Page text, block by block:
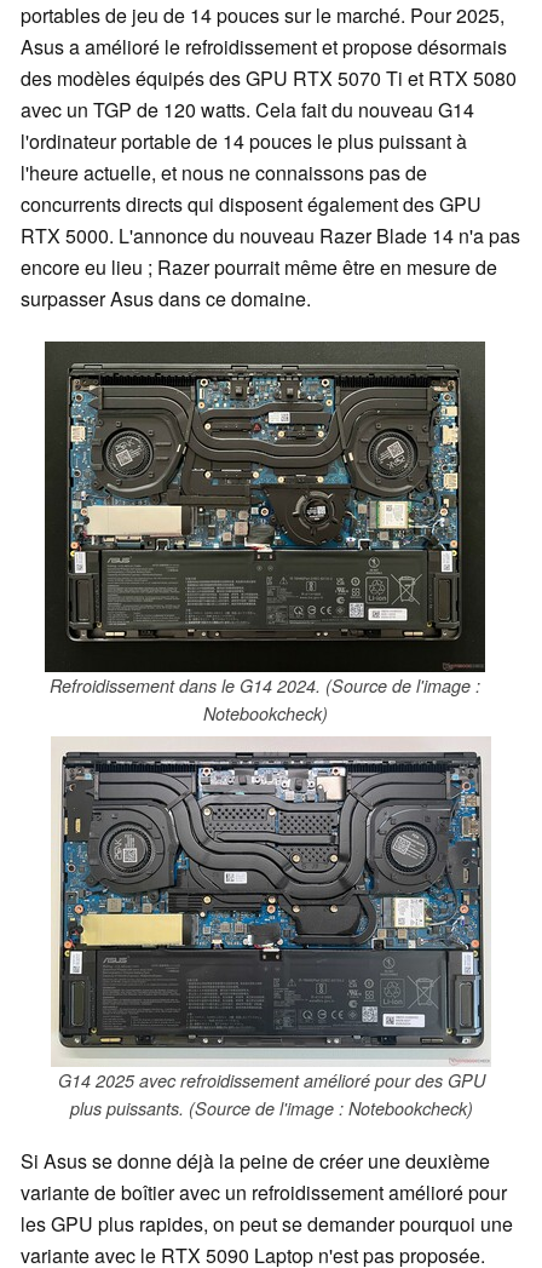
portables de jeu de 14 pouces sur le marché. Pour 2025,
Asus a amélioré le refroidissement et propose désormais
des modèles équipés des GPU RTX 5070 Ti et RTX 5080
avec un TGP de 120 watts. Cela fait du nouveau G14
l'ordinateur portable de 14 pouces le plus puissant à
l'heure actuelle, et nous ne connaissons pas de
concurrents directs qui disposent également des GPU
RTX 5000. L'annonce du nouveau Razer Blade 14 n'a pas
encore eu lieu ; Razer pourrait même être en mesure de
surpasser Asus dans ce domaine.
Refroidissement dans le G14 2024. (Source de l'image :
Notebookcheck)
G14 2025 avec refroidissement amélioré pour des GPU
plus puissants. (Source de l'image : Notebookcheck)
Si Asus se donne déjà la peine de créer une deuxième
variante de boîtier avec un refroidissement amélioré pour
les GPU plus rapides, on peut se demander pourquoi une
variante avec le RTX 5090 Laptop n'est pas proposée.